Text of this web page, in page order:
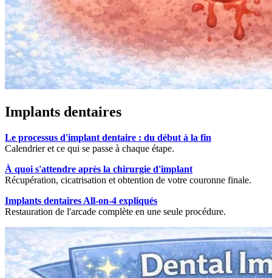
Implants dentaires
Le processus d'implant dentaire : du début à la fin
Calendrier et ce qui se passe à chaque étape.
À quoi s'attendre après la chirurgie d'implant
Récupération, cicatrisation et obtention de votre couronne finale.
Implants dentaires All-on-4 expliqués
Restauration de l'arcade complète en une seule procédure.